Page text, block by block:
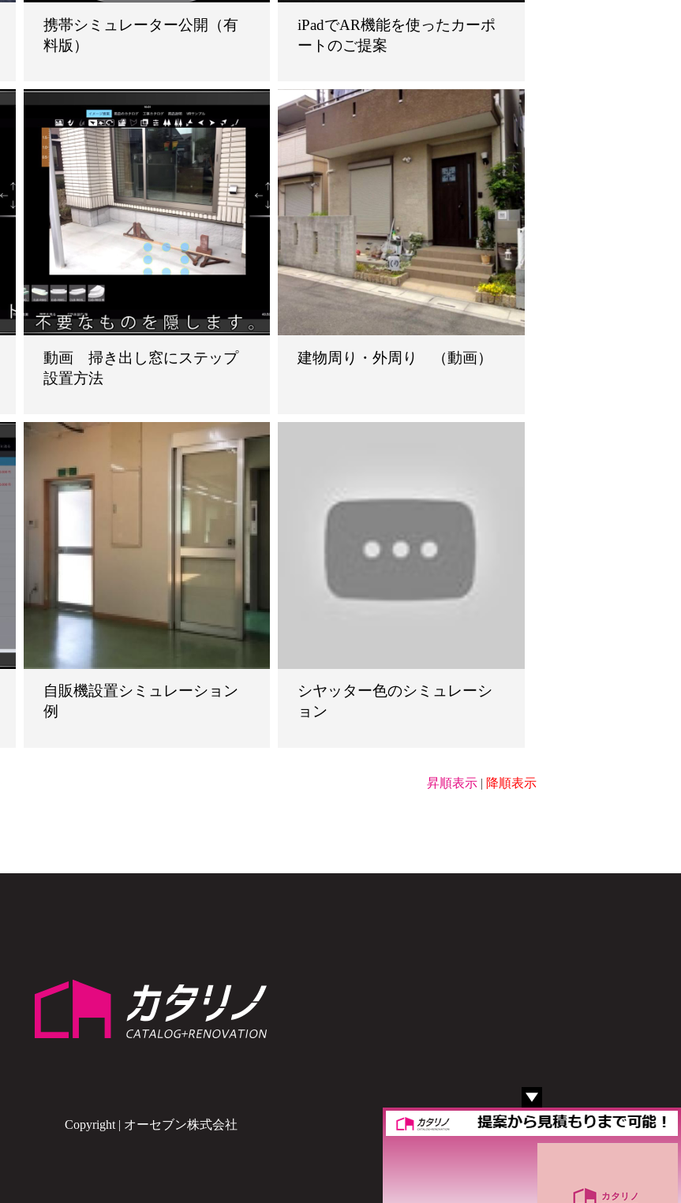
携帯シミュレーター公開（有
料版）
iPadでAR機能を使ったカーポ
ートのご提案
動画 掃き出し窓にステップ
設置方法
建物周り・外周り （動画）
自販機設置シミュレーション
例
シヤッター色のシミュレーシ
ョン
昇順表示| 降順表示
Copyright | オーセブン株式会社